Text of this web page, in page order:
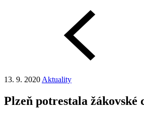
13. 9. 2020 Aktuality
Plzeň potrestala žákovské